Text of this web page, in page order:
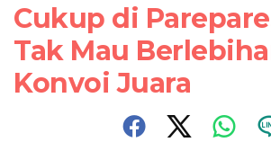
Cukup di
Tak Mau
Konvoi Juara